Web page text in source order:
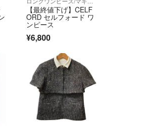
【最終値下げ】CELF
ORD セルフォード ワ
ンピース
¥6,800